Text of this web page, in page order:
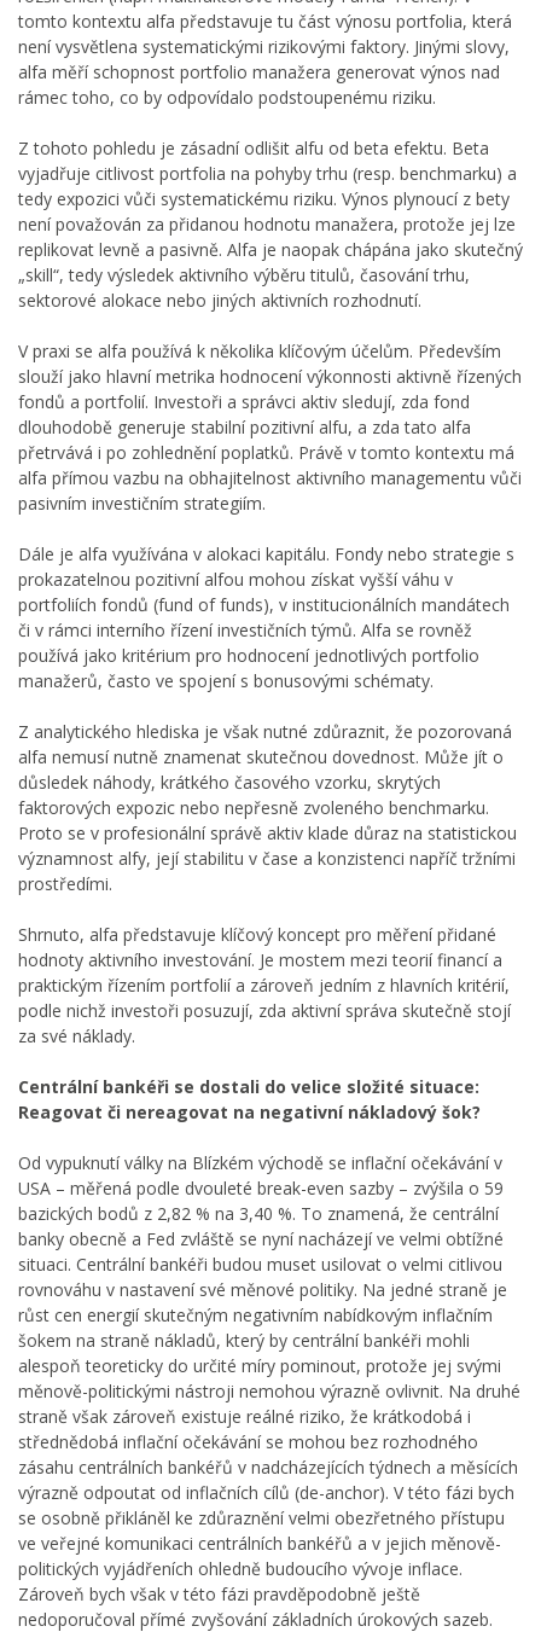
tomto kontextu alfa představuje tu část výnosu portfolia, která
není vysvětlena systematickými rizikovými faktory. Jinými slovy,
alfa měří schopnost portfolio manažera generovat výnos nad
rámec toho, co by odpovídalo podstoupenému riziku.
Z tohoto pohledu je zásadní odlišit alfu od beta efektu. Beta
vyjadřuje citlivost portfolia na pohyby trhu (resp. benchmarku) a
tedy expozici vůči systematickému riziku. Výnos plynoucí z bety
není považován za přidanou hodnotu manažera, protože jej lze
replikovat levně a pasivně. Alfa je naopak chápána jako skutečný
„skill“, tedy výsledek aktivního výběru titulů, časování trhu,
sektorové alokace nebo jiných aktivních rozhodnutí.
V praxi se alfa používá k několika klíčovým účelům. Především
slouží jako hlavní metrika hodnocení výkonnosti aktivně řízených
fondů a portfolií. Investoři a správci aktiv sledují, zda fond
dlouhodobě generuje stabilní pozitivní alfu, a zda tato alfa
přetrvává i po zohlednění poplatků. Právě v tomto kontextu má
alfa přímou vazbu na obhajitelnost aktivního managementu vůči
pasivním investičním strategiím.
Dále je alfa využívána v alokaci kapitálu. Fondy nebo strategie s
prokazatelnou pozitivní alfou mohou získat vyšší váhu v
portfoliích fondů (fund of funds), v institucionálních mandátech
či v rámci interního řízení investičních týmů. Alfa se rovněž
používá jako kritérium pro hodnocení jednotlivých portfolio
manažerů, často ve spojení s bonusovými schématy.
Z analytického hlediska je však nutné zdůraznit, že pozorovaná
alfa nemusí nutně znamenat skutečnou dovednost. Může jít o
důsledek náhody, krátkého časového vzorku, skrytých
faktorových expozic nebo nepřesně zvoleného benchmarku.
Proto se v profesionální správě aktiv klade důraz na statistickou
významnost alfy, její stabilitu v čase a konzistenci napříč tržními
prostředími.
Shrnuto, alfa představuje klíčový koncept pro měření přidané
hodnoty aktivního investování. Je mostem mezi teorií financí a
praktickým řízením portfolií a zároveň jedním z hlavních kritérií,
podle nichž investoři posuzují, zda aktivní správa skutečně stojí
za své náklady.
Centrální bankéři se dostali do velice složité situace:
Reagovat či nereagovat na negativní nákladový šok?
Od vypuknutí války na Blízkém východě se inflační očekávání v
USA – měřená podle dvouleté break-even sazby – zvýšila o 59
bazických bodů z 2,82 % na 3,40 %. To znamená, že centrální
banky obecně a Fed zvláště se nyní nacházejí ve velmi obtížné
situaci. Centrální bankéři budou muset usilovat o velmi citlivou
rovnováhu v nastavení své měnové politiky. Na jedné straně je
růst cen energií skutečným negativním nabídkovým inflačním
šokem na straně nákladů, který by centrální bankéři mohli
alespoň teoreticky do určité míry pominout, protože jej svými
měnově-politickými nástroji nemohou výrazně ovlivnit. Na druhé
straně však zároveň existuje reálné riziko, že krátkodobá i
střednědobá inflační očekávání se mohou bez rozhodného
zásahu centrálních bankéřů v nadcházejících týdnech a měsících
výrazně odpoutat od inflačních cílů (de-anchor). V této fázi bych
se osobně přikláněl ke zdůraznění velmi obezřetného přístupu
ve veřejné komunikaci centrálních bankéřů a v jejich měnově-
politických vyjádřeních ohledně budoucího vývoje inflace.
Zároveň bych však v této fázi pravděpodobně ještě
nedoporučoval přímé zvyšování základních úrokových sazeb.